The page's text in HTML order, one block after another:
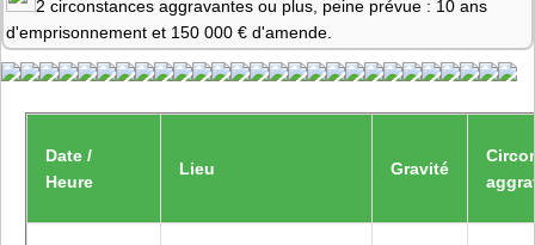
2 circonstances aggravantes ou plus, peine prévue : 10 ans
d'emprisonnement et 150 000 € d'amende.
Date /
Heure
Lieu Gravité